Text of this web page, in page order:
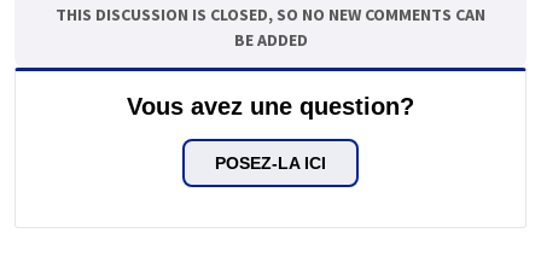
THIS DISCUSSION IS CLOSED, SO NO NEW COMMENTS CAN
BE ADDED
Vous avez une question?
POSEZ-LA ICI